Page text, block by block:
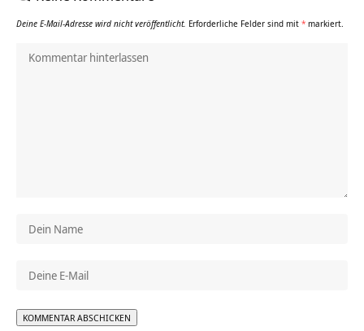
Deine E-Mail-Adresse wird nicht veröffentlicht. Erforderliche Felder sind mit * markiert.